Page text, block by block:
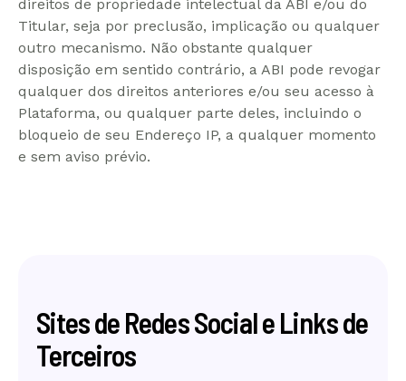
direitos de propriedade intelectual da ABI e/ou do
Titular, seja por preclusão, implicação ou qualquer
outro mecanismo. Não obstante qualquer
disposição em sentido contrário, a ABI pode revogar
qualquer dos direitos anteriores e/ou seu acesso à
Plataforma, ou qualquer parte deles, incluindo o
bloqueio de seu Endereço IP, a qualquer momento
e sem aviso prévio.
Sites de Redes Social e Links de
Terceiros